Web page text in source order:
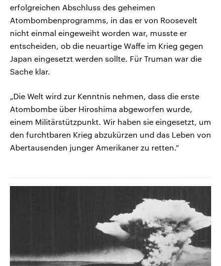
erfolgreichen Abschluss des geheimen
Atombombenprogramms, in das er von Roosevelt
nicht einmal eingeweiht worden war, musste er
entscheiden, ob die neuartige Waffe im Krieg gegen
Japan eingesetzt werden sollte. Für Truman war die
Sache klar.
„Die Welt wird zur Kenntnis nehmen, dass die erste
Atombombe über Hiroshima abgeworfen wurde,
einem Militärstützpunkt. Wir haben sie eingesetzt, um
den furchtbaren Krieg abzukürzen und das Leben von
Abertausenden junger Amerikaner zu retten.“